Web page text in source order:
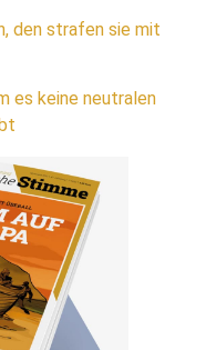
den strafen sie mit
es keine neutralen